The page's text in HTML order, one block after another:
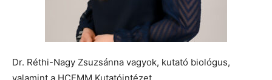
Dr. Réthi-Nagy Zsuzsánna vagyok, kutató biológus,